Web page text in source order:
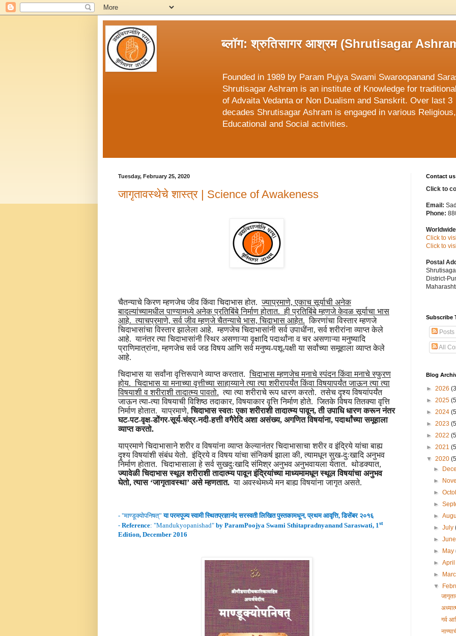
ब्लॉग: श्रुतिसागर आश्रम (Shrutisagar
Founded in 1989 by Param Pujya Swami Swaroopanand
Shrutisagar Ashram is an institute of Knowledge for
of Advaita Vedanta or Non Dualism and Sanskrit. Over last 3
decades Shrutisagar Ashram is engaged in various Religious,
Educational and Social activities.
Tuesday, February 25, 2020
जागृतावस्थेचे शास्त्र | Science of Awakeness
चैतन्याचे किरण म्हणजेच जीव किंवा चिदाभास होत.ज्याप्रमाणे, एकाच सूर्याची अनेक
बादल्यांच्यामधील पाण्यामध्ये अनेक प्रतिबिंबे निर्माण होतात. ही प्रतिबिंबे म्हणजे केवळ सूर्याचा भास
आहे. त्याचप्रमाणे, सर्व जीव म्हणजे चैतन्याचे भास, चिदाभास आहेत. किरणांचा विस्तार म्हणजे
चिदाभासांचा विस्तार झालेला आहे. म्हणजेच चिदाभासांनी सर्व उपाधींना, सर्व शरीरांना व्याप्त केले
आहे. यानंतर त्या चिदाभासांनी स्थिर असणाऱ्या वृक्षादि पदार्थांना व चर असणाऱ्या मनुष्यादि
प्राणिमात्रांना, म्हणजेच सर्व जड विषय आणि सर्व मनुष्य-पशू-पक्षी या सर्वांच्या समूहाला व्याप्त केले
आहे.
चिदाभास या सर्वांना वृत्तिरूपाने व्याप्त करतात.चिदाभास म्हणजेच मनाचे स्पंदन किंवा मनाचे स्फुरण
होय. चिदाभास या मनाच्या वृत्तीच्या साहाय्याने त्या त्या शरीरापर्यंत किंवा विषयापर्यंत जाऊन त्या त्या
विषयाशी व शरीराशी तादात्म्य पावतो. त्या त्या शरीराचे रूप धारण करतो. तसेच दृश्य विषयांपर्यंत
जाऊन त्या-त्या विषयाची विशिष्ठ तदाकार, विषयाकार वृत्ति निर्माण होते. जितके विषय तितक्या वृत्ति
निर्माण होतात. याप्रमाणे,चिदाभास स्वतः एका शरीराशी तादात्म्य पावून, ती उपाधि धारण करून नंतर
घट-पट-वृक्ष-डोंगर-सूर्य-चंद्र-नदी-हत्ती वगैरेदि अशा असंख्य, अगणित विषयांना, पदार्थांच्या समूहाला
व्याप्त करतो.
याप्रमाणे चिदाभासाने शरीर व विषयांना व्याप्त केल्यानंतर चिदाभासाचा शरीर व इंद्रिये यांचा बाह्य
दृश्य विषयांशी संबंध येतो. इंद्रिये व विषय यांचा संनिकर्ष झाला की, त्यामधून सुख-दुःखादि अनुभव
निर्माण होतात. चिदाभासाला हे सर्व सुखदुःखादि संमिश्र अनुभव अनुभवायला येतात. थोडक्यात,
ज्यावेळी चिदाभास स्थूल शरीराशी तादात्म्य पावून इंद्रियांच्या माध्यमामधून स्थूल विषयांचा अनुभव
घेतो,त्यास ‘जागृतावस्था’ असे म्हणतात. या अवस्थेमध्ये मन बाह्य विषयांना जागृत असते.
- "माण्डूक्योपनिषत्” या परमपूज्य स्वामीस्थितप्रज्ञानंदसरस्वती लिखित पुस्तकामधून,प्रथमआवृत्ति, डिसेंबर २०१६
- Reference: "Mandukyopanishad" by ParamPoojya Swami Sthitapradnyanand Saraswati, 1st
Edition, December 2016
Contact us
Click to
Email:
Phone:
Click to
Click to
Postal
District-
Subscribe
Posts
All
Blog
► 2026
► 2025
► 2024
► 2023
► 2022
► 2021
▼ 2020
►
►
►
►
►
►July
►
►
May
►
►
▼
गर्व